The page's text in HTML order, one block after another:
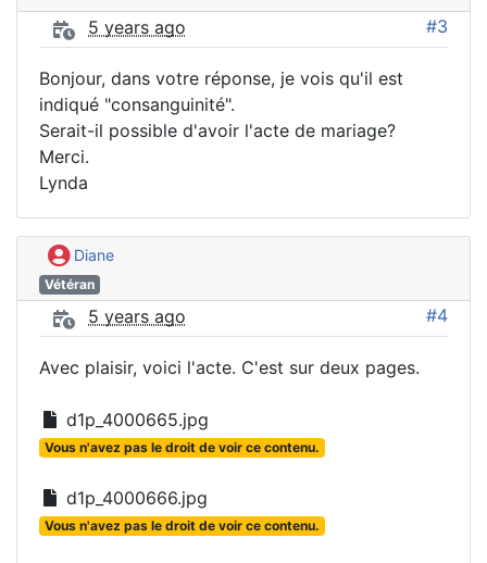
5 years ago #3
Bonjour, dans votre réponse, je vois qu'il est
indiqué "consanguinité".
Serait-il possible d'avoir l'acte de mariage?
Merci.
Lynda
Diane
Vétéran
5 years ago #4
Avec plaisir, voici l'acte. C'est sur deux pages.
d1p_4000665.jpg
Vous n'avez pas le droit de voir ce contenu.
d1p_4000666.jpg
Vous n'avez pas le droit de voir ce contenu.